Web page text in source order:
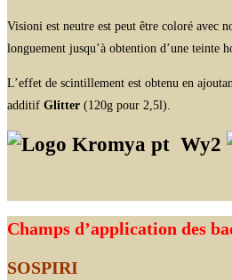
Visioni est neutre est peut être coloré avec
longuement jusqu’à obtention d’une teinte
L’effet de scintillement est obtenu en
additif Glitter (120g pour 2,5l).
Wy2
Champs d’application des
SOSPIRI